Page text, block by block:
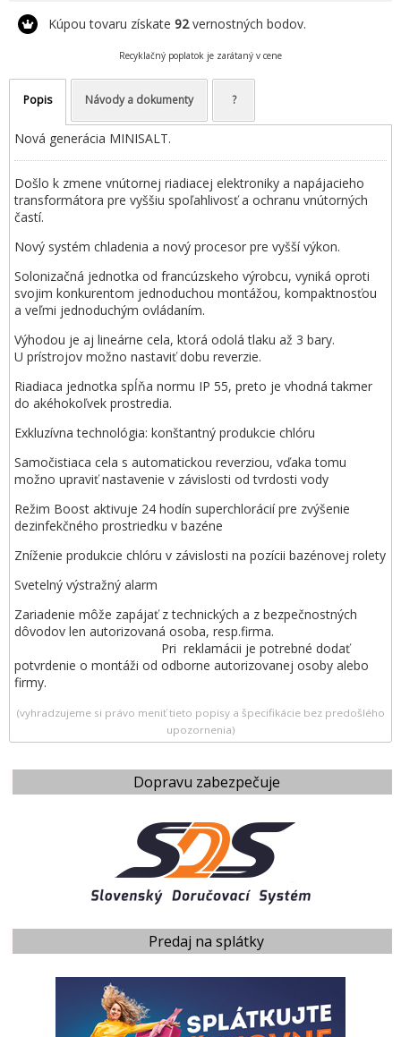
Dopravu zabezpečuje
Predaj na splátky
Kúpou tovaru získate 92vernostných bodov.
Recyklačný poplatok je zarátaný v cene
Popis Návody a dokumenty ?
Nová generácia MINISALT.
Došlo k zmene vnútornej riadiacej elektroniky a napájacieho
transformátora pre vyššiu spoľahlivosť a ochranu vnútorných
častí.
Nový systém chladenia a nový procesor pre vyšší výkon.
Solonizačná jednotka od francúzskeho výrobcu, vyniká oproti
svojim konkurentom jednoduchou montážou, kompaktnosťou
a veľmi jednoduchým ovládaním.
Výhodou je aj lineárne cela, ktorá odolá tlaku až 3 bary.
U prístrojov možno nastaviť dobu reverzie.
Riadiaca jednotka spĺňa normu IP 55, preto je vhodná takmer
do akéhokoľvek prostredia.
Exkluzívna technológia: konštantný produkcie chlóru
Samočistiaca cela s automatickou reverziou, vďaka tomu
možno upraviť nastavenie v závislosti od tvrdosti vody
Režim Boost aktivuje 24 hodín superchlorácií pre zvýšenie
dezinfekčného prostriedku v bazéne
Zníženie produkcie chlóru v závislosti na pozícii bazénovej rolety
Svetelný výstražný alarm
Zariadenie môže zapájať z technických a z bezpečnostných
dôvodov len autorizovaná osoba, resp.firma.
Pri reklamácii je potrebné dodať
potvrdenie o montáži od odborne autorizovanej osoby alebo
firmy.
(vyhradzujeme si právo meniť tieto popisy a špecifikácie bez predošlého
upozornenia)